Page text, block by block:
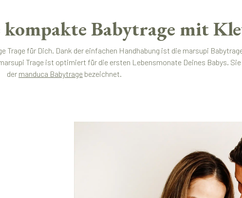
Babytrage mit
für Dich. Dank der einfachen Handhabung ist die marsupi
Trage ist optimiert für die ersten Lebensmonate Deines Babys.
der manduca Babytrage bezeichnet.